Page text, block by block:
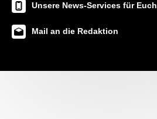
Unsere News-Services für Euch
Mail an die Redaktion